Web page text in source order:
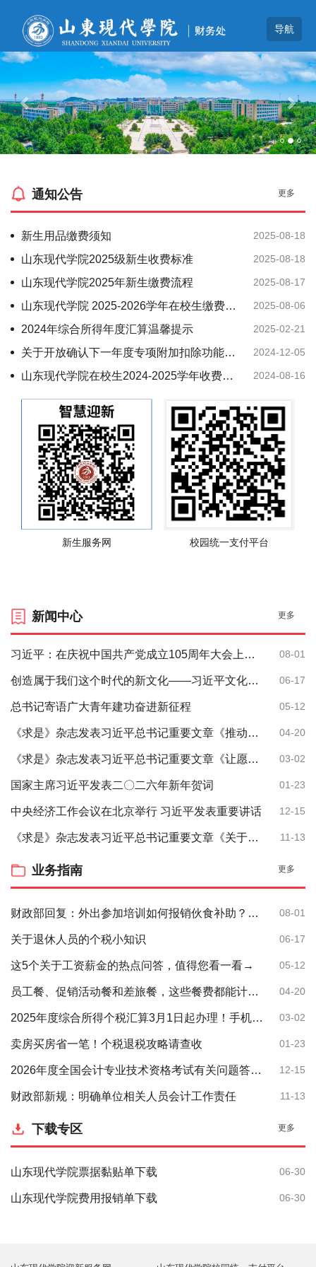
Previous
通知公告 更多
新生用品缴费须知 2025-08-18
山东现代学院2025级新生收费标准 2025-08-18
山东现代学院2025年新生缴费流程 2025-08-17
山东现代学院 2025-2026学年在校生缴费通知（不包括新生） 2025-08-06
2024年综合所得年度汇算温馨提示 2025-02-21
关于开放确认下一年度专项附加扣除功能的温提示 2024-12-05
山东现代学院在校生2024-2025学年收费标准公示 2024-08-16
新生服务网 校园统一支付平台
新闻中心 更多
习近平：在庆祝中国共产党成立105周年大会上的讲话 在庆祝中国共产党成立105周年大会上的讲话 08-01
创造属于我们这个时代的新文化——习近平文化思想引领文化传承发展开创新局面 06-17
总书记寄语广大青年建功奋进新征程 05-12
《求是》杂志发表习近平总书记重要文章《推动全民阅读，建设书香社会》 04-20
《求是》杂志发表习近平总书记重要文章《让愿担当、敢担当、善担当蔚然成风》 03-02
国家主席习近平发表二〇二六年新年贺词 01-23
中央经济工作会议在北京举行 习近平发表重要讲话 12-15
《求是》杂志发表习近平总书记重要文章《关于〈中共中央关于制定国民经济和社会发展第十五个五年规划的建议〉的说明》 11-13
业务指南 更多
财政部回复：外出参加培训如何报销伙食补助？单位职工外出培训所报销的费用，应记入“培训费”还是“差旅费”？ 08-01
关于退休人员的个税小知识 06-17
这5个关于工资薪金的热点问答，值得您看一看→ 05-12
员工餐、促销活动餐和差旅餐，这些餐费都能计入业务招待费吗？ 04-20
2025年度综合所得个税汇算3月1日起办理！手机App操作指南来了 03-02
卖房买房省一笔！个税退税攻略请查收 01-23
2026年度全国会计专业技术资格考试有关问题答记者问 12-15
财政部新规：明确单位相关人员会计工作责任 11-13
下载专区 更多
山东现代学院票据黏贴单下载 06-30
山东现代学院费用报销单下载 06-30